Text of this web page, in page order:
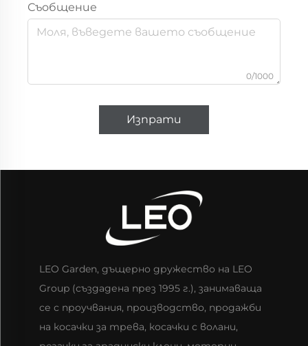
Съобщение
0/1000
Изпрати
LEO Garden, дъщерно дружество на LEO
Group (създадена през 1995 г.), занимаваща
се с проучвания, производство, продажби
на косачки за трева, косачки с волани,